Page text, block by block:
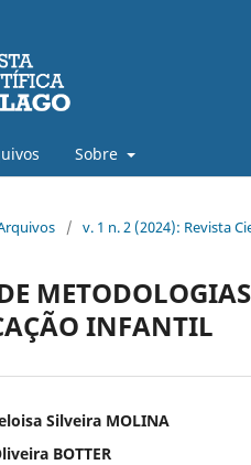
Sobre
/ v. 1 n. 2 (2024): Revista
INFANTIL
Silveira MOLINA
BOTTER